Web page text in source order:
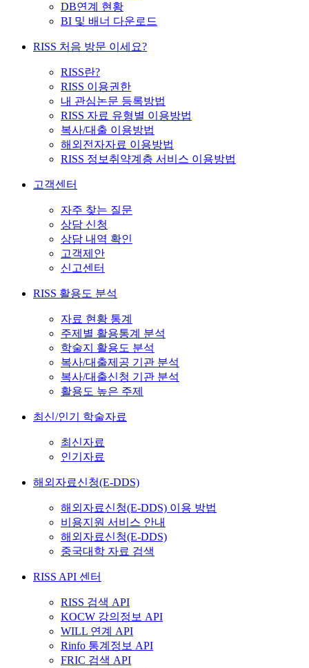
DB연계 현황
BI 및 배너 다운로드
RISS 처음 방문 이세요?
RISS란?
RISS 이용권한
내 관심논문 등록방법
RISS 자료 유형별 이용방법
복사/대출 이용방법
해외전자자료 이용방법
RISS 정보취약계층 서비스 이용방법
고객센터
자주 찾는 질문
상담 신청
상담 내역 확인
고객제안
신고센터
RISS 활용도 분석
자료 현황 통계
주제별 활용통계 분석
학술지 활용도 분석
복사/대출제공 기관 분석
복사/대출신청 기관 분석
활용도 높은 주제
최신/인기 학술자료
최신자료
인기자료
해외자료신청(E-DDS)
해외자료신청(E-DDS) 이용 방법
비용지원 서비스 안내
해외자료신청(E-DDS)
중국대학 자료 검색
RISS API 센터
RISS 검색 API
KOCW 강의정보 API
WILL 연계 API
Rinfo 통계정보 API
FRIC 검색 API